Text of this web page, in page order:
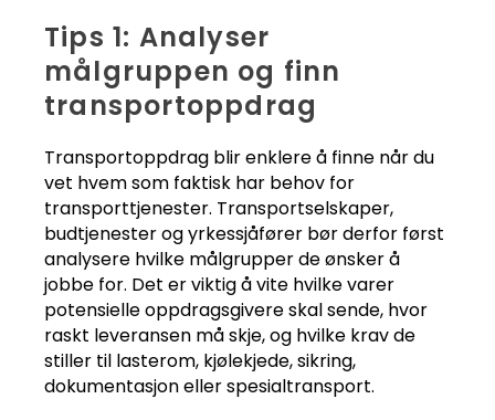
Tips 1: Analyser
målgruppen og finn
transportoppdrag
Transportoppdrag blir enklere å finne når du
vet hvem som faktisk har behov for
transporttjenester. Transportselskaper,
budtjenester og yrkessjåfører bør derfor først
analysere hvilke målgrupper de ønsker å
jobbe for. Det er viktig å vite hvilke varer
potensielle oppdragsgivere skal sende, hvor
raskt leveransen må skje, og hvilke krav de
stiller til lasterom, kjølekjede, sikring,
dokumentasjon eller spesialtransport.